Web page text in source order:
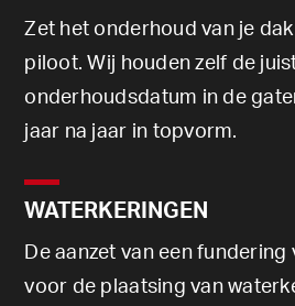
Zet het onderhoud van je
piloot. Wij houden zelf de
onderhoudsdatum in de
jaar na jaar in topvorm.
WATERKERINGEN
De aanzet van een
voor de plaatsing van